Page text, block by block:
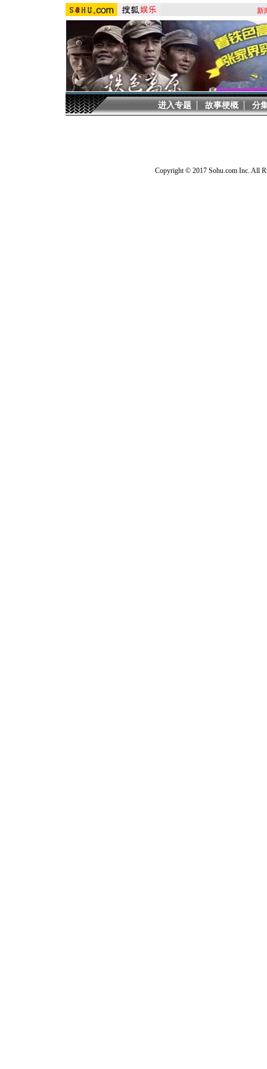
新
进入专题 故事梗概 分
Copyright © 2017 Sohu.com Inc. All